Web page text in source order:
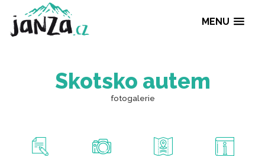
MENU
Skotsko autem